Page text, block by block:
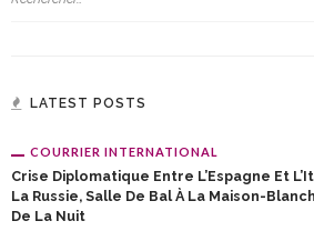
LATEST POSTS
COURRIER INTERNATIONAL
Crise Diplomatique Entre L’Espagne Et
La Russie, Salle De Bal À La Maison-
De La Nuit